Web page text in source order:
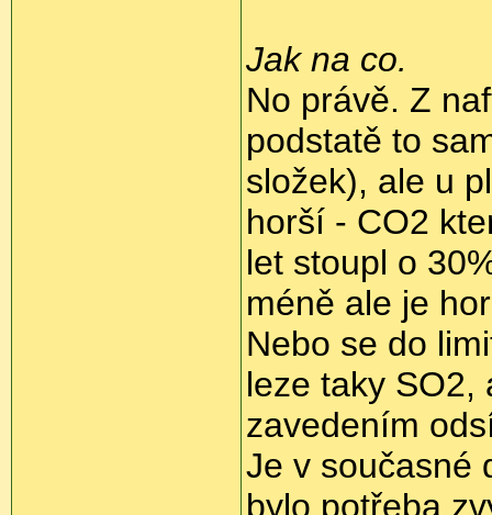
Jak na co.
No právě. Z
podstatě to
složek), ale u
horší - CO2
let stoupl o
méně ale je
Nebo se do
leze taky SO2,
zavedením
Je v současné
bylo potřeba